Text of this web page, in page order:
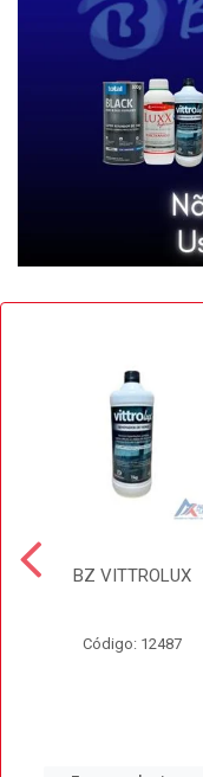
BZ VITTROLUX
Código: 12487